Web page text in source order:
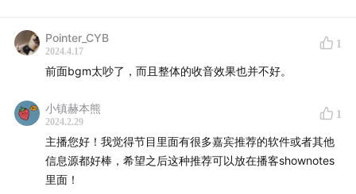
……
这些问题在“内卷”现象尤其突出的当下困扰着我们这些“清
澈又愚蠢”的大学生们。
本期我们邀请了四位背景不同但都选择加入创业公司的实
习生来分享他们的故事，从主流路线中走向创业公司，在
晦暗时代下做出高潜力的选择，希望他们的分享能带给你
Pointer_CYB
2024.4.17
1
前面bgm太吵了，而且整体的收音效果也并不好。
小镇赫本熊
2024.2.29
1
主播您好！我觉得节目里面有很多嘉宾推荐的软件或者其他
信息源都好棒，希望之后这种推荐可以放在播客shownotes
里面！